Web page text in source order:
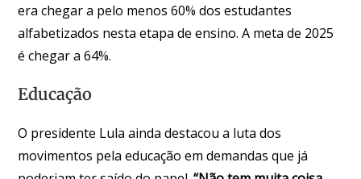
era chegar a pelo menos 60% dos estudantes
alfabetizados nesta etapa de ensino. A meta de 2025
é chegar a 64%.
Educação
O presidente Lula ainda destacou a luta dos
movimentos pela educação em demandas que já